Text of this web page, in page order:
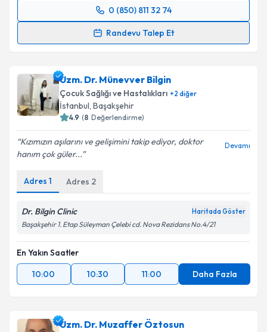
0 (850) 811 32 74
Randevu Talep Et
Randevu Takvimi Talebi
için bir takvim hazırlandığında e-posta ile
bilgilendireceğiz.
E-posta Adresiniz
Metni 'ni okudum ve kişisel verilerimin belirtilen
Uzm. Dr. Münevver Bilgin
Çocuk Sağlığı ve Hastalıkları +2 diğer
İstanbul, Başakşehir
4.9 (8 Değerlendirme)
Kızımızın aşılarını ve gelişimini takip ediyor, doktor
hanım çok güler...
Devamı
Adres 1 Adres 2
Dr. Bilgin Clinic Haritada Göster
Başakşehir 1. Etap Süleyman Çelebi cd. Nova Rezidans No.4/21
En Yakın Saatler
10:00
10:30 11:00 Daha Fazla
Uzm. Dr. Muzaffer Öztosun